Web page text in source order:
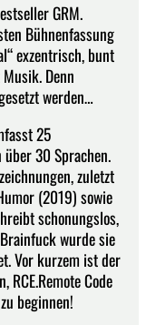
GRM.
Bühnenfassung
exzentrisch, bunt
Denn
werden…
25
30 Sprachen.
zuletzt
(2019) sowie
schonungslos,
wurde sie
Vor kurzem ist der
RCE.Remote Code
beginnen!